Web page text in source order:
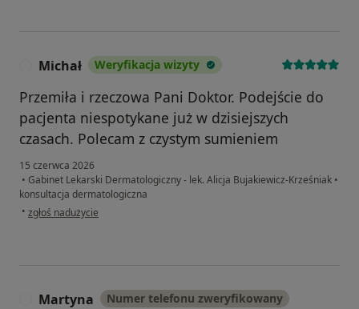
Michał Weryfikacja wizyty
Przemiła i rzeczowa Pani Doktor. Podejście do
pacjenta niespotykane już w dzisiejszych
czasach. Polecam z czystym sumieniem
15 czerwca 2026
• Gabinet Lekarski Dermatologiczny - lek. Alicja Bujakiewicz-Krześniak •
konsultacja dermatologiczna
• w opinii użytkownika Michał
zgłoś nadużycie
Martyna Numer telefonu zweryfikowany